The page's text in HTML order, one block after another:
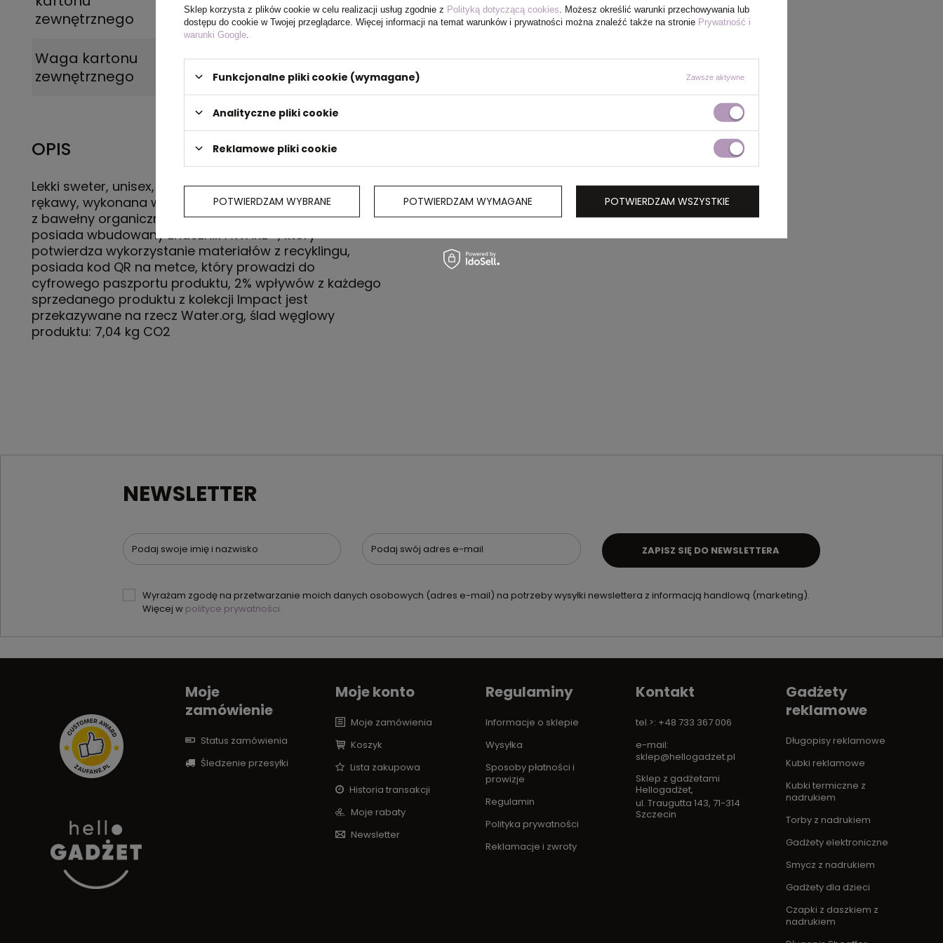
zewnętrznego
Waga kartonu
zewnętrznego
10,8
OPIS
Lekki sweter, unisex, regularny krój, okrągły dekolt, długie
rękawy, wykonana w 30% z bawełny z recyklingu i w 70%
z bawełny organicznej o gramaturze 280 g/m2,
posiada wbudowany znacznik AWARE™, który
potwierdza wykorzystanie materiałów z recyklingu,
posiada kod QR na metce, który prowadzi do
cyfrowego paszportu produktu, 2% wpływów z każdego
sprzedanego produktu z kolekcji Impact jest
przekazywane na rzecz Water.org, ślad węglowy
produktu: 7,04 kg CO2
NEWSLETTER
Podaj swoje imię i nazwisko Podaj swój adres e-mail
Wyrażam zgodę na przetwarzanie moich danych osobowych (adres e-mail) na potrzeby wysyłki newslettera z informacją handlową (marketing).
Więcej w polityce prywatności.
ZAPISZ SIĘ DO NEWSLETTERA
Moje
zamówienie
Status zamówienia
Śledzenie przesyłki
Moje konto
Moje zamówienia
Koszyk
Lista zakupowa
Historia transakcji
Moje rabaty
Newsletter
Regulaminy
Informacje o sklepie
Wysyłka
Sposoby płatności i
prowizje
Regulamin
Polityka prywatności
Reklamacje i zwroty
Kontakt
tel.>: +48 733 367 006
e-mail:
sklep@hellogadzet.pl
Sklep z gadżetami
Hellogadżet,
ul. Traugutta 143, 71-314
Szczecin
Gadżety
reklamowe
Długopisy reklamowe
Kubki reklamowe
Kubki termiczne z
nadrukiem
Torby z nadrukiem
Gadżety elektroniczne
Smycz z nadrukiem
Gadżety dla dzieci
Czapki z daszkiem z
nadrukiem
Sklep korzysta z plików cookie w celu realizacji usług zgodnie z Polityką dotyczącą cookies . Możesz określić warunki przechowywania lub
dostępu do cookie w Twojej przeglądarce. Więcej informacji na temat warunków i prywatności można znaleźć także na stronie Prywatność i
warunki Google
Funkcjonalne pliki cookie (wymagane) Zawsze aktywne
Analityczne pliki cookie
Reklamowe pliki cookie
POTWIERDZAM WYBRANE POTWIERDZAM WYMAGANE POTWIERDZAM WSZYSTKIE